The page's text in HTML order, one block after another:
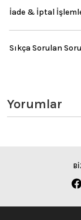
İade & İptal
Sıkça Sorulan
Yorumlar